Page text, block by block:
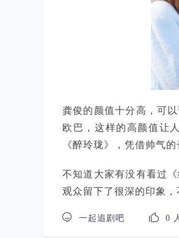
龚俊的颜值十分高，可
欧巴，这样的高颜值让
《醉玲珑》，凭借帅气
不知道大家有没有看过
观众留下了很深的印象
 一起追剧吧  0